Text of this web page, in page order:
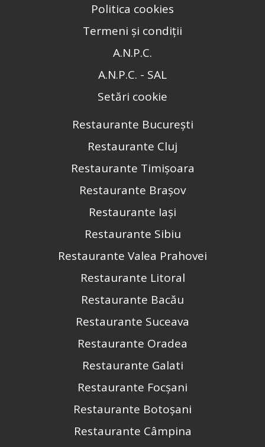
Politica cookies
Termeni și condiții
A.N.P.C.
A.N.P.C. - SAL
Setări cookie
Restaurante București
Restaurante Cluj
Restaurante Timișoara
Restaurante Brașov
Restaurante Iași
Restaurante Sibiu
Restaurante Valea Prahovei
Restaurante Litoral
Restaurante Bacău
Restaurante Suceava
Restaurante Oradea
Restaurante Galati
Restaurante Focșani
Restaurante Botoșani
Restaurante Câmpina